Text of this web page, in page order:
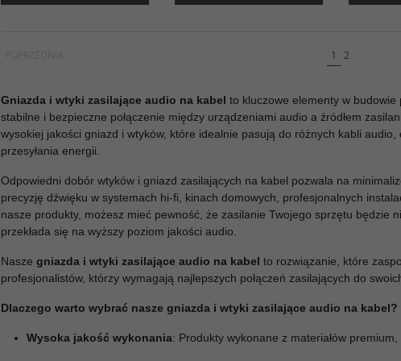
1 2
Gniazda i wtyki zasilające audio na kabel to kluczowe elementy w
stabilne i bezpieczne połączenie między urządzeniami audio a źródłem
wysokiej jakości gniazd i wtyków, które idealnie pasują do różnych kabli
przesyłania energii.
Odpowiedni dobór wtyków i gniazd zasilających na kabel pozwala na
precyzję dźwięku w systemach hi-fi, kinach domowych, profesjonalnych
nasze produkty, możesz mieć pewność, że zasilanie Twojego sprzętu będzie
przekłada się na wyższy poziom jakości audio.
Nasze gniazda i wtyki zasilające audio na kabel to rozwiązanie, które
profesjonalistów, którzy wymagają najlepszych połączeń zasilających do
Dlaczego warto wybrać nasze gniazda i wtyki zasilające audio na kabel?
Wysoka jakość wykonania: Produkty wykonane z materiałów